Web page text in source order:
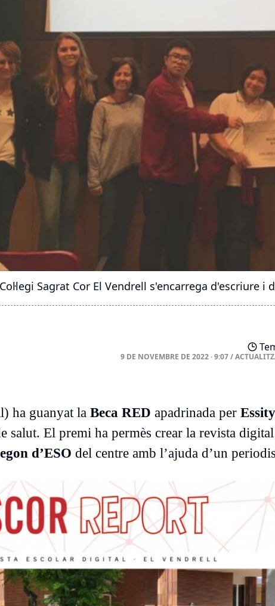
Sagrat Cor El Vendrell s'encarrega
9 DE NOVEMBRE DE 2022 · 9:07/
ha guanyat la Beca RED apadrinada per Essity
salut. El premi ha permès crear la revista digital
d’ESO del centre amb l’ajuda d’un